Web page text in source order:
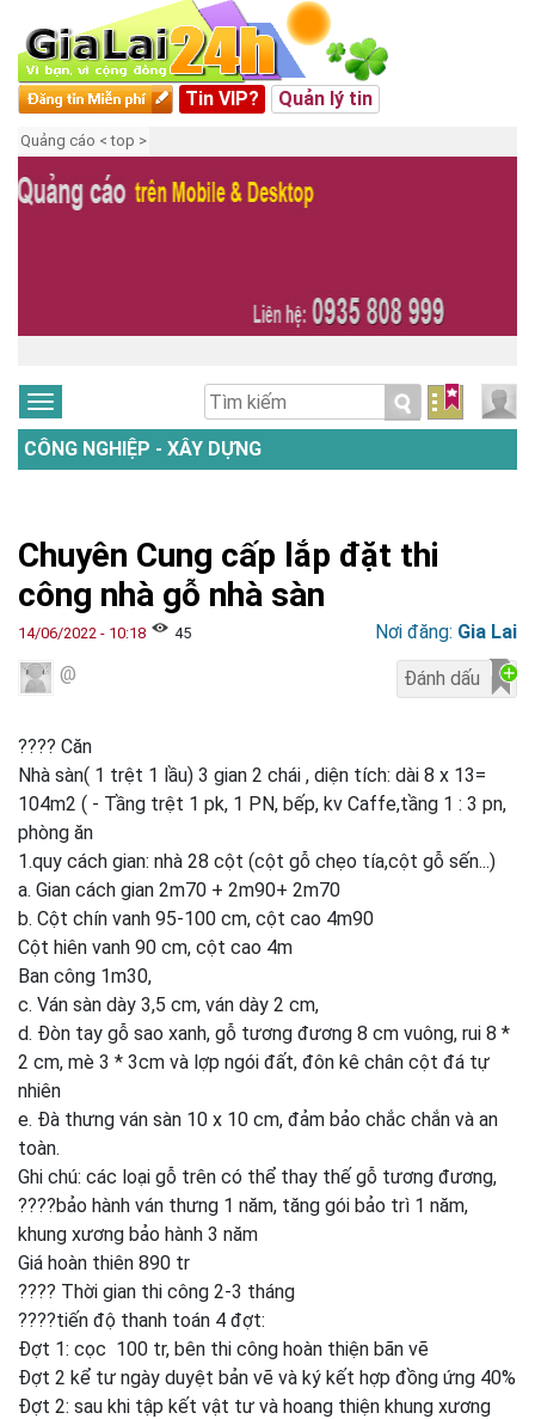
Tin VIP? Quản lý tin
Quảng cáo < top >
CÔNG NGHIỆP - XÂY DỰNG
Chuyên Cung cấp lắp đặt thi
công nhà gỗ nhà sàn
14/06/2022 - 10:18 45 Nơi đăng: Gia Lai
@
???? Căn
Nhà sàn( 1 trệt 1 lầu) 3 gian 2 chái , diện tích: dài 8 x 13=
104m2 ( - Tầng trệt 1 pk, 1 PN, bếp, kv Caffe,tầng 1 : 3 pn,
phòng ăn
1.quy cách gian: nhà 28 cột (cột gỗ chẹo tía,cột gỗ sến...)
a. Gian cách gian 2m70 + 2m90+ 2m70
b. Cột chín vanh 95-100 cm, cột cao 4m90
Cột hiên vanh 90 cm, cột cao 4m
Ban công 1m30,
c. Ván sàn dày 3,5 cm, ván dày 2 cm,
d. Đòn tay gỗ sao xanh, gỗ tương đương 8 cm vuông, rui 8 *
2 cm, mè 3 * 3cm và lợp ngói đất, đôn kê chân cột đá tự
nhiên
e. Đà thưng ván sàn 10 x 10 cm, đảm bảo chắc chắn và an
toàn.
Ghi chú: các loại gỗ trên có thể thay thế gỗ tương đương,
????bảo hành ván thưng 1 năm, tăng gói bảo trì 1 năm,
khung xương bảo hành 3 năm
Giá hoàn thiên 890 tr
???? Thời gian thi công 2-3 tháng
????tiến độ thanh toán 4 đợt:
Đợt 1: cọc 100 tr, bên thi công hoàn thiện bãn vẽ
Đợt 2 kể tư ngày duyệt bản vẽ và ký kết hợp đồng ứng 40%
Đợt 2: sau khi tập kết vật tư và hoang thiện khung xương